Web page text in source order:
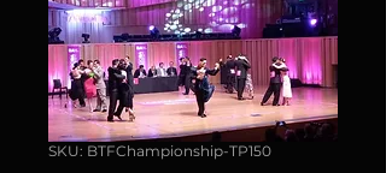
SKU: BTFChampionship-TP150